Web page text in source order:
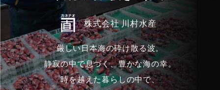
株式会社 川村水産
厳しい日本海の砕け散る波。
静寂の中で息づく、豊かな海の幸。
時を越えた暮らしの中で、